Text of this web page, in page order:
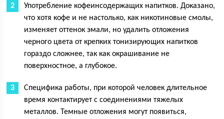
Употребление кофеинсодержащих напитков. Доказано,
что хотя кофе и не настолько, как никотиновые смолы,
изменяет оттенок эмали, но удалить отложения
черного цвета от крепких тонизирующих напитков
гораздо сложнее, так как окрашивание не
поверхностное, а глубокое.
Специфика работы, при которой человек длительное
время контактирует с соединениями тяжелых
металлов. Темные отложения могут появиться,